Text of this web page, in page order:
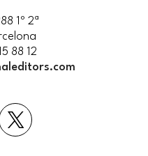
1º 2ª
88 12